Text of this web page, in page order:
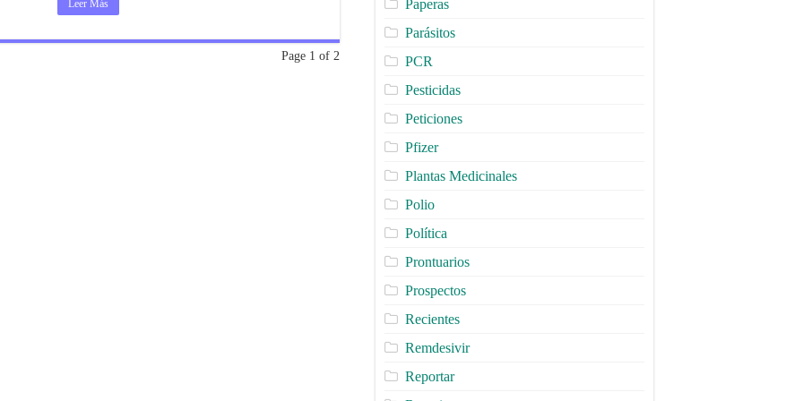
Leer Más
Page 1 of 2
Paperas
Parásitos
PCR
Pesticidas
Peticiones
Pfizer
Plantas Medicinales
Polio
Política
Prontuarios
Prospectos
Recientes
Remdesivir
Reportar